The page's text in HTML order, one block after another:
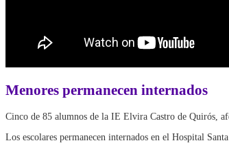
Menores permanecen internados
Cinco de 85 alumnos de la IE Elvira Castro de Quirós,
Los escolares permanecen internados en el Hospital